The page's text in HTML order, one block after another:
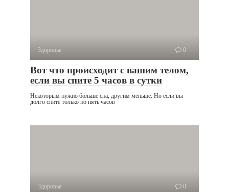
Здоровье 0
Вот что происходит с вашим телом,
если вы спите 5 часов в сутки
Некоторым нужно больше сна, другим меньше. Но если вы
долго спите только по пять часов
Здоровье 0